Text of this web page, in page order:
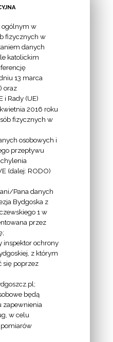
ogólnym w
fizycznych w
danych
katolickim
13 marca
oraz
i Rady (UE)
2016 roku
fizycznych w
osobowych i
przepływu
(dalej: RODO)
Pana danych
Bydgoska z
1 w
przez
inspektor ochrony
z którym
się poprzez
będą
zapewnienia
w celu